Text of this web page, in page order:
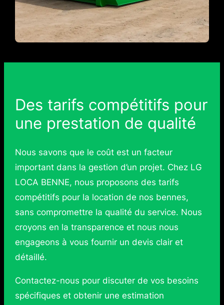
Des tarifs compétitifs pour
une prestation de qualité
Nous savons que le coût est un facteur
important dans la gestion d’un projet. Chez LG
LOCA BENNE, nous proposons des tarifs
compétitifs pour la location de nos bennes,
sans compromettre la qualité du service. Nous
croyons en la transparence et nous nous
engageons à vous fournir un devis clair et
détaillé.
Contactez-nous pour discuter de vos besoins
spécifiques et obtenir une estimation